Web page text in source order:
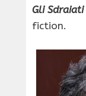
Gli Sdraiati
fiction.